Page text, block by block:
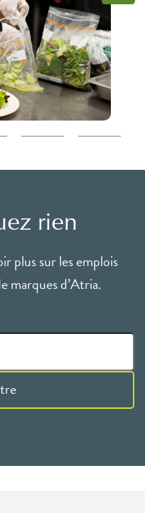
rien
plus sur les emplois
marques d’Atria.